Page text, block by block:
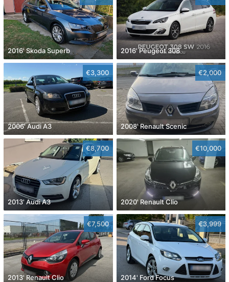
2016' Skoda Superb 2016' Peugeot 308
€3,300
2006' Audi A3
€2,000
2008' Renault Scenic
€8,700
2013' Audi A3
€10,000
2020' Renault Clio
€7,500
2013' Renault Clio
€3,999
2014' Ford Focus